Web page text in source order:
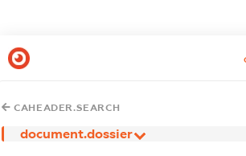
CAHEADER.SEARCH
document.dossier